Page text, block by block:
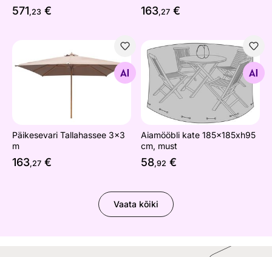
571,23 € 163,27 €
Päikesevari Tallahassee 3x3 m
Otsi sarnaseid
Päikesevari Tallahassee 3x3
m
163,27 €
Aiamööbli kate
Otsi sarnaseid
Aiamööbli kate 185x185xh95
cm, must
58,92 €
Vaata kõiki